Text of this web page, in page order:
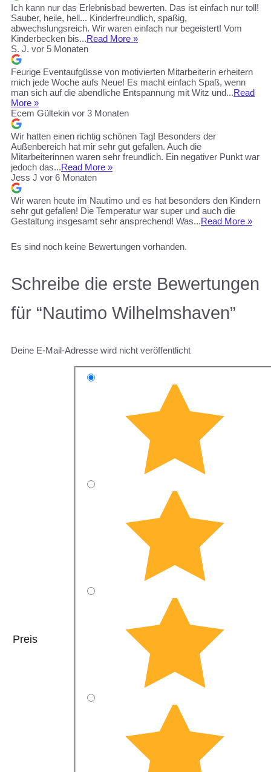
Ich kann nur das Erlebnisbad bewerten. Das ist einfach nur toll!
Sauber, heile, hell... Kinderfreundlich, spaßig,
abwechslungsreich. Wir waren einfach nur begeistert! Vom
Kinderbecken bis...Read More »
S. J. vor 5 Monaten
Feurige Eventaufgüsse von motivierten Mitarbeiterin erheitern
mich jede Woche aufs Neue! Es macht einfach Spaß, wenn
man sich auf die abendliche Entspannung mit Witz und...Read
More »
Ecem Gültekin vor 3 Monaten
Wir hatten einen richtig schönen Tag! Besonders der
Außenbereich hat mir sehr gut gefallen. Auch die
Mitarbeiterinnen waren sehr freundlich. Ein negativer Punkt war
jedoch das...Read More »
Jess J vor 6 Monaten
Wir waren heute im Nautimo und es hat besonders den Kindern
sehr gut gefallen! Die Temperatur war super und auch die
Gestaltung insgesamt sehr ansprechend! Was...Read More »
Es sind noch keine Bewertungen vorhanden.
Schreibe die erste Bewertungen
für “Nautimo Wilhelmshaven”
Deine E-Mail-Adresse wird nicht veröffentlicht
Preis